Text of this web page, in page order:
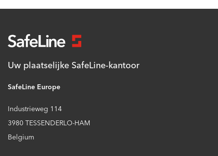
Uw plaatselijke SafeLine-kantoor
SafeLine Europe
Industrieweg 114
3980 TESSENDERLO-HAM
Belgium